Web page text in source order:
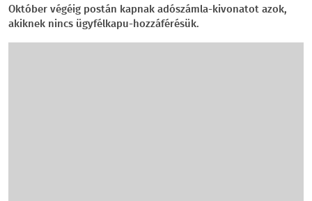
Október végéig postán kapnak adószámla-kivonatot azok,
akiknek nincs ügyfélkapu-hozzáférésük.